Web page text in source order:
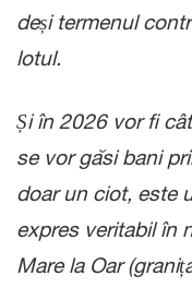
deși termenul
lotul.
Și în 2026 vor fi
se vor găsi bani
doar un ciot, este
expres veritabil în
Mare la Oar